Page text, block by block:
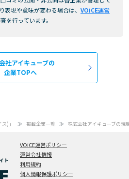
表現や意味が変わる場合は、 VOiCE運営
を行っています。
社アイキューブの
企業TOPへ
)」 掲載企業一覧 株式会社アイキューブの現
VOiCE運営ポリシー
運営会社情報
利用規約
個人情報保護ポリシー